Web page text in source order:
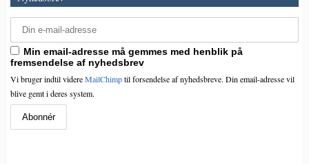
Min email-adresse må gemmes med henblik på
fremsendelse af nyhedsbrev
Vi bruger indtil videreMailChimptil forsendelse af nyhedsbreve. Din email-adresse vil
blive gemt i deres system.